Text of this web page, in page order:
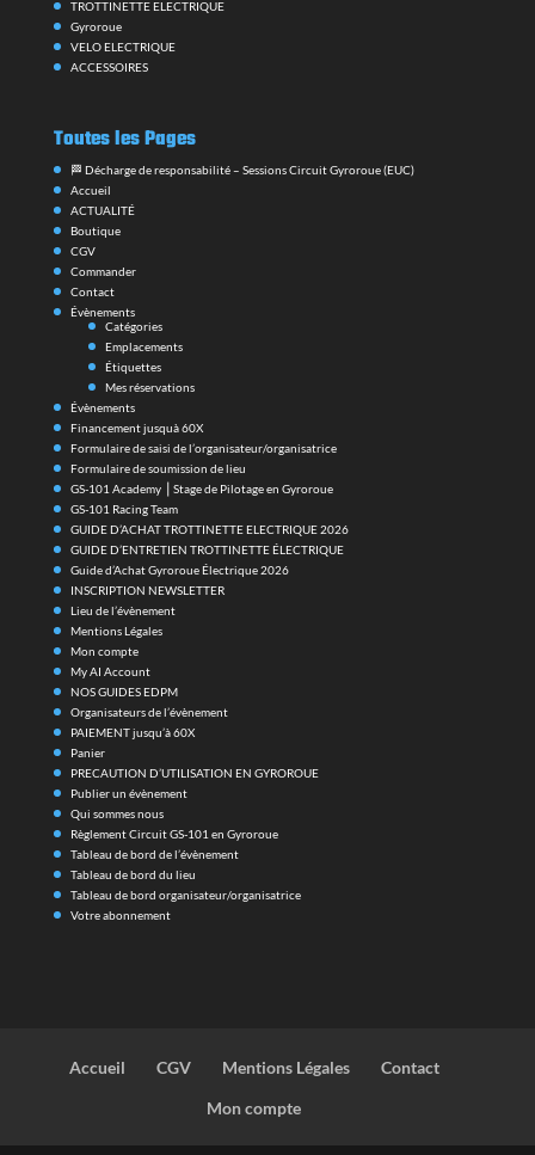
TROTTINETTE ELECTRIQUE
Gyroroue
VELO ELECTRIQUE
ACCESSOIRES
Toutes les Pages
🏁 Décharge de responsabilité – Sessions Circuit Gyroroue (EUC)
Accueil
ACTUALITÉ
Boutique
CGV
Commander
Contact
Évènements
Catégories
Emplacements
Étiquettes
Mes réservations
Évènements
Financement jusquà 60X
Formulaire de saisi de l’organisateur/organisatrice
Formulaire de soumission de lieu
GS-101 Academy ⎪Stage de Pilotage en Gyroroue
GS-101 Racing Team
GUIDE D’ACHAT TROTTINETTE ELECTRIQUE 2026
GUIDE D’ENTRETIEN TROTTINETTE ÉLECTRIQUE
Guide d’Achat Gyroroue Électrique 2026
INSCRIPTION NEWSLETTER
Lieu de l’évènement
Mentions Légales
Mon compte
My AI Account
NOS GUIDES EDPM
Organisateurs de l’évènement
PAIEMENT jusqu’à 60X
Panier
PRECAUTION D’UTILISATION EN GYROROUE
Publier un évènement
Qui sommes nous
Règlement Circuit GS-101 en Gyroroue
Tableau de bord de l’évènement
Tableau de bord du lieu
Tableau de bord organisateur/organisatrice
Votre abonnement
Accueil CGV Mentions Légales
Contact
Mon compte